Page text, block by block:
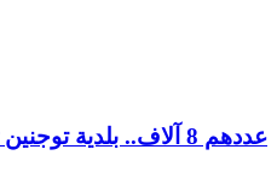
عددهم 8 آلاف.. بلدية توجنين تتكفل بإفطار المشاركين في مسابقة “كنكور”